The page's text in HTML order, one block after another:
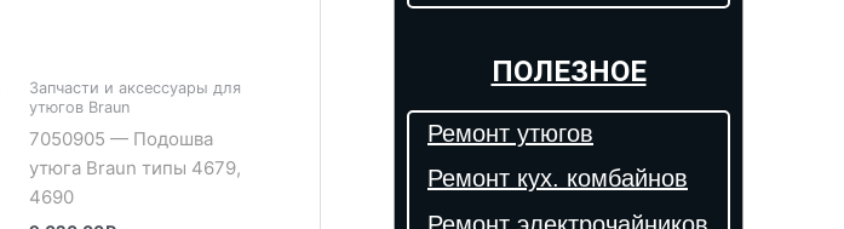
Запчасти и аксессуары для
утюгов Braun
7050905 — Подошва
утюга Braun типы 4679,
4690
ПОЛЕЗНОЕ
Ремонт утюгов
Ремонт кух. комбайнов